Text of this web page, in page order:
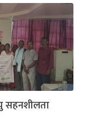
सहनशीलता